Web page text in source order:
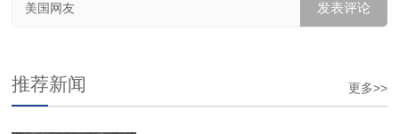
美国网友
更多>>
推荐新闻